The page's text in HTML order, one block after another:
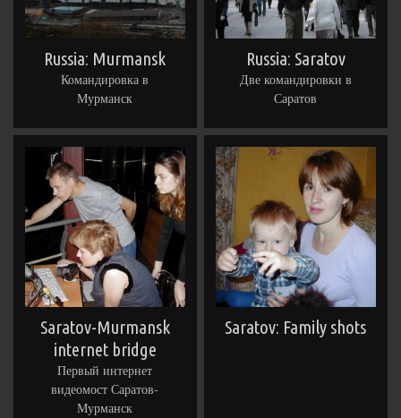
Russia: Murmansk
Командировка в
Мурманск
Russia: Saratov
Две командировки в
Саратов
Saratov-Murmansk
internet bridge
Первый интернет
видеомост Саратов-
Мурманск
Saratov: Family shots